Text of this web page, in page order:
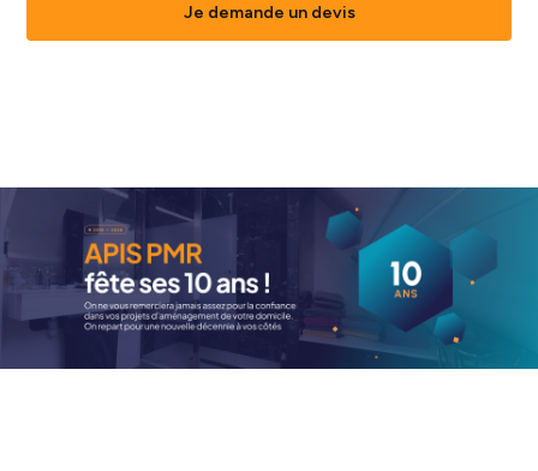
Je demande un devis